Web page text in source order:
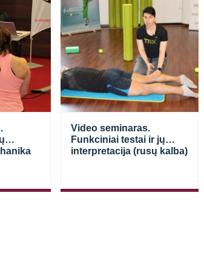
Video seminaras.
Funkciniai testai ir jų
interpretacija (rusų kalba)